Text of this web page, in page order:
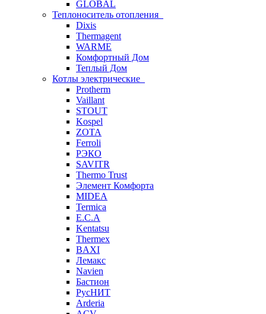
GLOBAL
Теплоноситель отопления
Dixis
Thermagent
WARME
Комфортный Дом
Теплый Дом
Котлы электрические
Protherm
Vaillant
STOUT
Kospel
ZOTA
Ferroli
РЭКО
SAVITR
Thermo Trust
Элемент Комфорта
MIDEA
Termica
E.C.A
Kentatsu
Thermex
BAXI
Лемакс
Navien
Бастион
РусНИТ
Arderia